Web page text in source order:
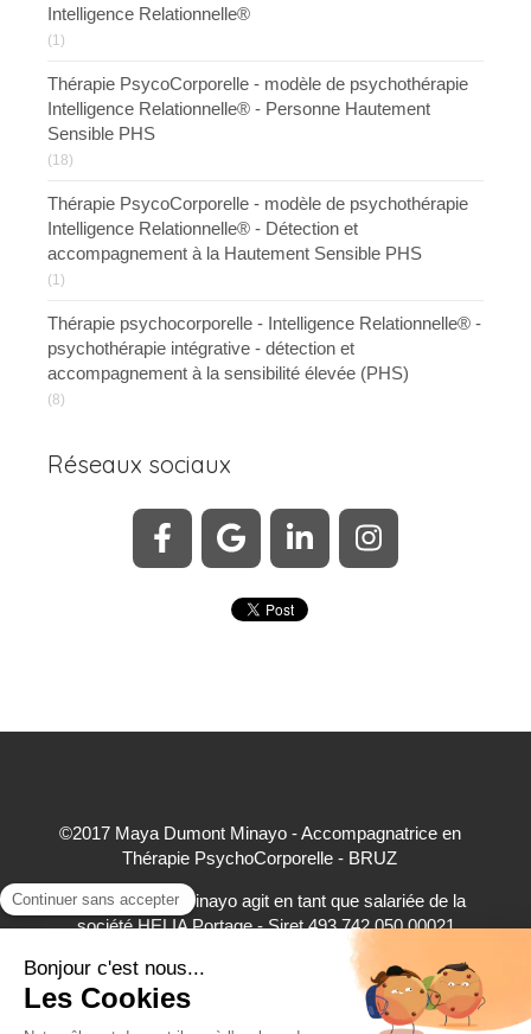
Intelligence Relationnelle®
(1)
Thérapie PsycoCorporelle - modèle de psychothérapie
Intelligence Relationnelle® - Personne Hautement
Sensible PHS
(18)
Thérapie PsycoCorporelle - modèle de psychothérapie
Intelligence Relationnelle® - Détection et
accompagnement à la Hautement Sensible PHS
(1)
Thérapie psychocorporelle - Intelligence Relationnelle® -
psychothérapie intégrative - détection et
accompagnement à la sensibilité élevée (PHS)
(8)
Réseaux sociaux
©2017 Maya Dumont Minayo - Accompagnatrice en
Thérapie PsychoCorporelle - BRUZ
Maya Dumont Minayo agit en tant que salariée de la
société HELIA Portage - Siret 493 742 050 00021
accepte à ce titre les règlements par carte bancaire,
virement bancaire et espèces